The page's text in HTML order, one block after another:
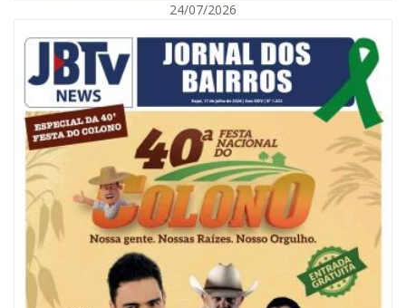
24/07/2026